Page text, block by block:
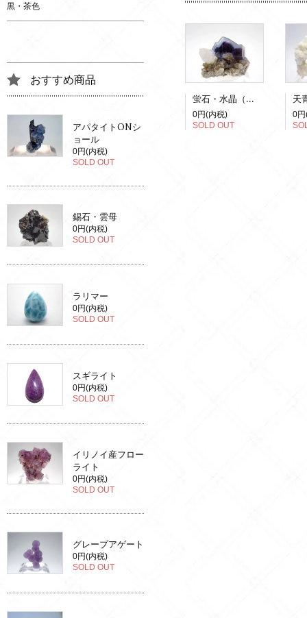
蛍石・水晶（蛍光）
0円(内税)
SOLD OUT
0
黒・茶色
おすすめ商品
アパタイトONシ
ョール
0円(内税)
SOLD OUT
錫石・雲母
0円(内税)
SOLD OUT
ラリマー
0円(内税)
SOLD OUT
スギライト
0円(内税)
SOLD OUT
イリノイ産フロー
ライト
0円(内税)
SOLD OUT
グレープアゲート
0円(内税)
SOLD OUT